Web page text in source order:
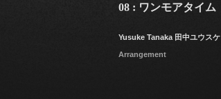
08 : ワンモアタイム
Yusuke Tanaka 田中ユウスケ
Arrangement